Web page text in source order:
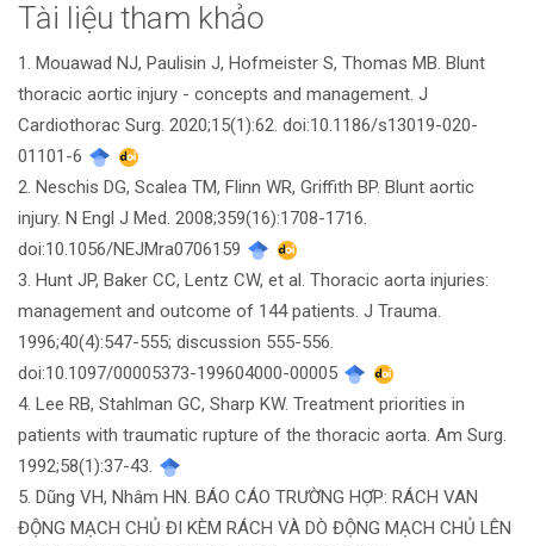
Chi
tiết
bài
viết
Tài liệu tham khảo
1. Mouawad NJ, Paulisin J, Hofmeister S, Thomas MB. Blunt
thoracic aortic injury - concepts and management. J
Cardiothorac Surg. 2020;15(1):62. doi:10.1186/s13019-020-
01101-6
2. Neschis DG, Scalea TM, Flinn WR, Griffith BP. Blunt aortic
injury. N Engl J Med. 2008;359(16):1708-1716.
doi:10.1056/NEJMra0706159
3. Hunt JP, Baker CC, Lentz CW, et al. Thoracic aorta injuries:
management and outcome of 144 patients. J Trauma.
1996;40(4):547-555; discussion 555-556.
doi:10.1097/00005373-199604000-00005
4. Lee RB, Stahlman GC, Sharp KW. Treatment priorities in
patients with traumatic rupture of the thoracic aorta. Am Surg.
1992;58(1):37-43.
5. Dũng VH, Nhâm HN. BÁO CÁO TRƯỜNG HỢP: RÁCH VAN
ĐỘNG MẠCH CHỦ ĐI KÈM RÁCH VÀ DÒ ĐỘNG MẠCH CHỦ LÊN